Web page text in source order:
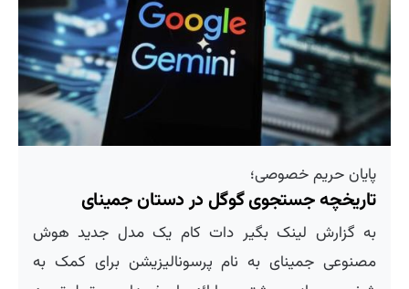
پایان حریم خصوصی؛
تاریخچه جستجوی گوگل در دستان جمینای
به گزارش لینک بگیر دات کام یک مدل جدید هوش
مصنوعی جمینای به نام پرسونالیزیشن برای کمک به